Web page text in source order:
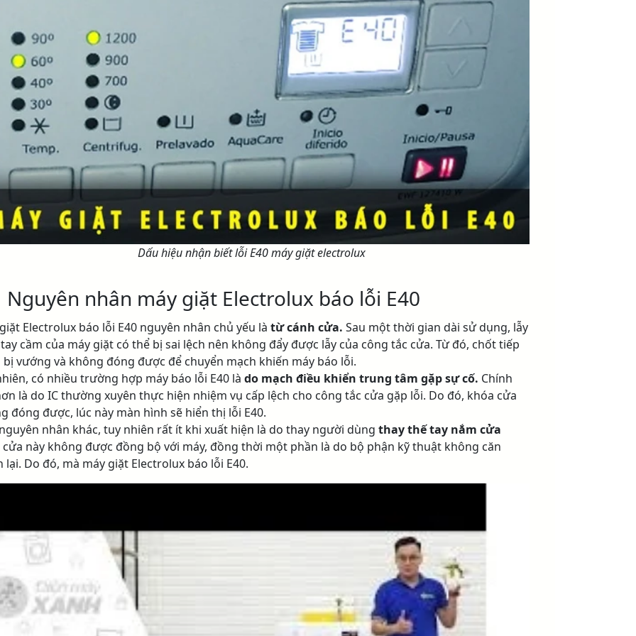
Dấu hiệu nhận biết lỗi E40 máy giặt electrolux
Nguyên nhân máy giặt Electrolux báo lỗi E40
Electrolux báo lỗi E40 nguyên nhân chủ yếu là từ cánh cửa. Sau một thời gian dài sử dụng, lẫy
cầm của máy giặt có thể bị sai lệch nên không đẩy được lẫy của công tắc cửa. Từ đó, chốt tiếp
bị vướng và không đóng được để chuyển mạch khiến máy báo lỗi.
có nhiều trường hợp máy báo lỗi E40 là do mạch điều khiển trung tâm gặp sự cố. Chính
là do IC thường xuyên thực hiện nhiệm vụ cấp lệch cho công tắc cửa gặp lỗi. Do đó, khóa cửa
đóng được, lúc này màn hình sẽ hiển thị lỗi E40.
nhân khác, tuy nhiên rất ít khi xuất hiện là do thay người dùng thay thế tay nắm cửa
cửa này không được đồng bộ với máy, đồng thời một phần là do bộ phận kỹ thuật không căn
lại. Do đó, mà máy giặt Electrolux báo lỗi E40.